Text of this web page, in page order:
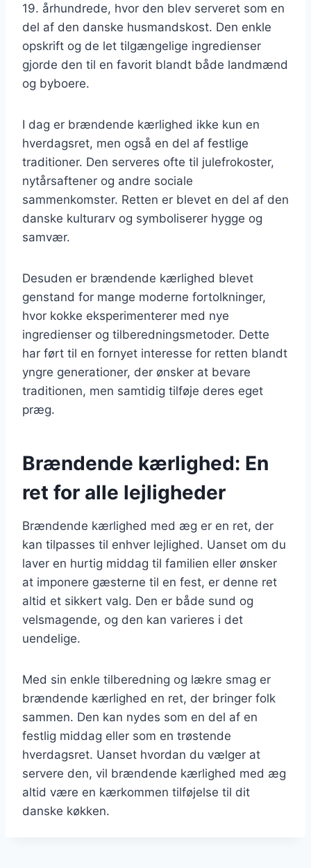
19. århundrede, hvor den blev serveret som en
del af den danske husmandskost. Den enkle
opskrift og de let tilgængelige ingredienser
gjorde den til en favorit blandt både landmænd
og byboere.
I dag er brændende kærlighed ikke kun en
hverdagsret, men også en del af festlige
traditioner. Den serveres ofte til julefrokoster,
nytårsaftener og andre sociale
sammenkomster. Retten er blevet en del af den
danske kulturarv og symboliserer hygge og
samvær.
Desuden er brændende kærlighed blevet
genstand for mange moderne fortolkninger,
hvor kokke eksperimenterer med nye
ingredienser og tilberedningsmetoder. Dette
har ført til en fornyet interesse for retten blandt
yngre generationer, der ønsker at bevare
traditionen, men samtidig tilføje deres eget
præg.
Brændende kærlighed: En
ret for alle lejligheder
Brændende kærlighed med æg er en ret, der
kan tilpasses til enhver lejlighed. Uanset om du
laver en hurtig middag til familien eller ønsker
at imponere gæsterne til en fest, er denne ret
altid et sikkert valg. Den er både sund og
velsmagende, og den kan varieres i det
uendelige.
Med sin enkle tilberedning og lækre smag er
brændende kærlighed en ret, der bringer folk
sammen. Den kan nydes som en del af en
festlig middag eller som en trøstende
hverdagsret. Uanset hvordan du vælger at
servere den, vil brændende kærlighed med æg
altid være en kærkommen tilføjelse til dit
danske køkken.